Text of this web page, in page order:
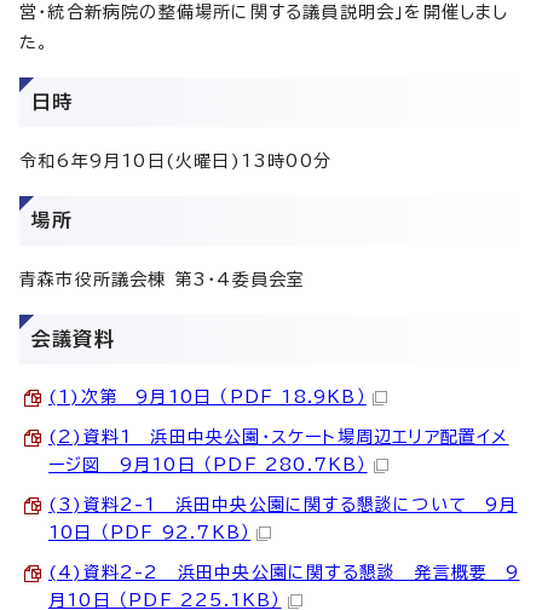
営・統合新病院の整備場所に関する議員説明会」を開催しまし
た。
日時
令和6年9月10日(火曜日)13時00分
場所
青森市役所議会棟 第3・4委員会室
会議資料
(1)次第 9月10日 （PDF 18.9KB）
(2)資料1 浜田中央公園・スケート場周辺エリア配置イメ
ージ図 9月10日 （PDF 280.7KB）
(3)資料2-1 浜田中央公園に関する懇談について 9月
10日 （PDF 92.7KB）
(4)資料2-2 浜田中央公園に関する懇談 発言概要 9
月10日 （PDF 225.1KB）